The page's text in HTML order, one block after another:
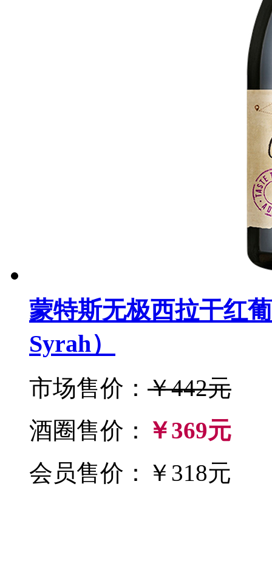
蒙特斯无极西拉干红
Syrah）
市场售价： ￥442元
酒圈售价：
￥369元
会员售价：￥318元